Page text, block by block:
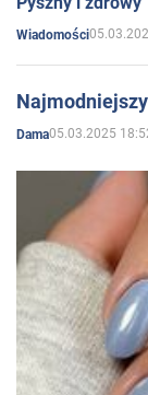
Wiadomości
Dama05.03.2025